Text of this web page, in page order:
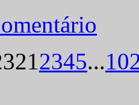
12345...10